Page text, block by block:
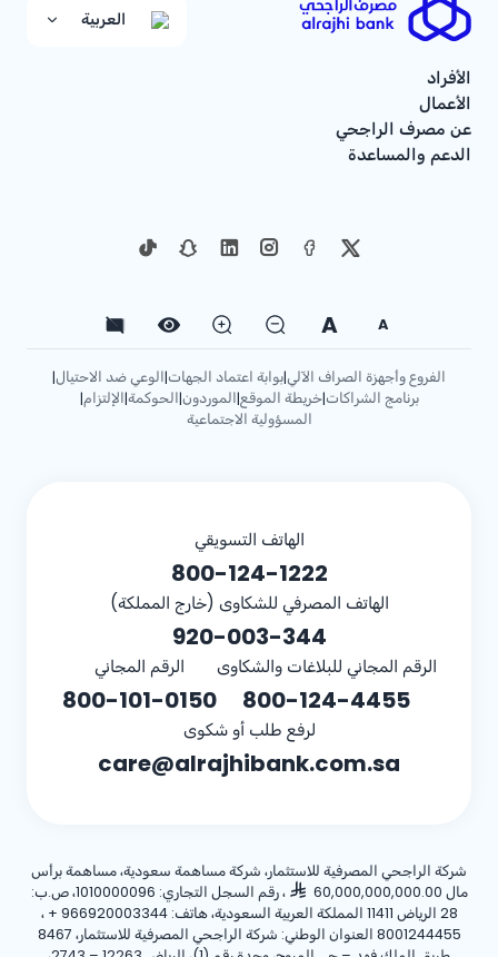
العربية
الأفراد
الأعمال
عن مصرف الراجحي
الدعم والمساعدة
A
A
الفروع وأجهزة الصراف الآلي|بوابة اعتماد الجهات|الوعي ضد الاحتيال|
برنامج الشراكات|خريطة الموقع|الموردون|الحوكمة|الإلتزام|
المسؤولية الاجتماعية
الهاتف التسويقي
800-124-1222
الهاتف المصرفي للشكاوى (خارج المملكة)
920-003-344
الرقم المجاني للبلاغات والشكاوى
800-124-4455
الرقم المجاني
800-101-0150
لرفع طلب أو شكوى
care@alrajhibank.com.sa
شركة الراجحي المصرفية للاستثمار، شركة مساهمة سعودية، مساهمة برأس
مال 60,000,000,000.00
، رقم السجل التجاري: 1010000096، ص.ب:
28 الرياض 11411 المملكة العربية السعودية، هاتف:
+ 966920003344 ،
8001244455 العنوان الوطني: شركة الراجحي المصرفية للاستثمار، 8467